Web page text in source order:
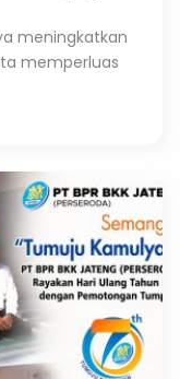
meningkatkan
memperluas